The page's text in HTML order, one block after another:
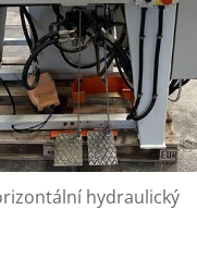
hydraulický